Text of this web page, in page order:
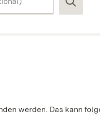
Suchen
werden. Das kann